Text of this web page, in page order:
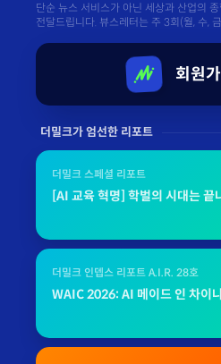
단순 뉴스 서비스가 아닌 세상과 산업의
전달드립니다. 뷰스레터는 주 3회(월, 수,
회원
더밀크가 엄선한 리포트
더밀크 스페셜 리포트
[AI 교육 혁명] 학벌의 시대는 끝
더밀크 인뎁스 리포트 A.I.R. 28호
WAIC 2026: AI 메이드 인 차이